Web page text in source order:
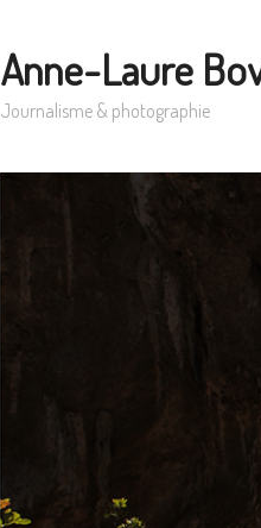
Anne-Laure
Journalisme & photographie